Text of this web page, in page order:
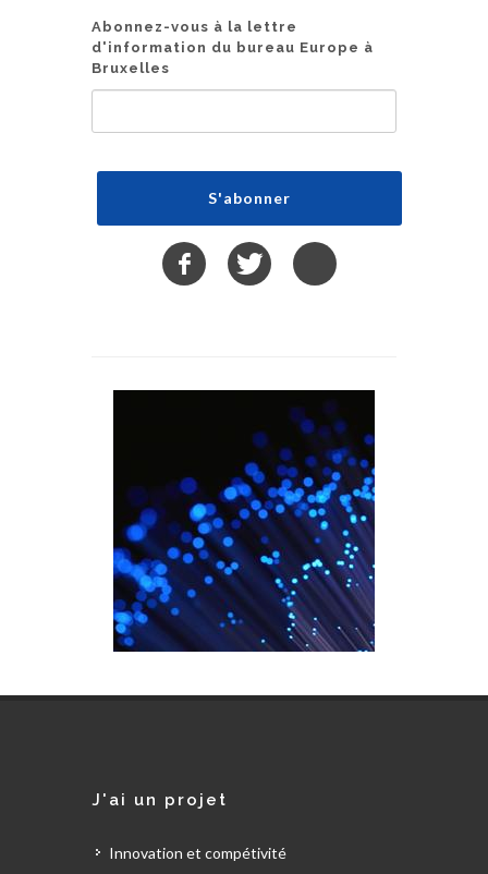
Abonnez-vous à la lettre
d'information du bureau Europe à
Bruxelles
J'ai un projet
Innovation et compétivité